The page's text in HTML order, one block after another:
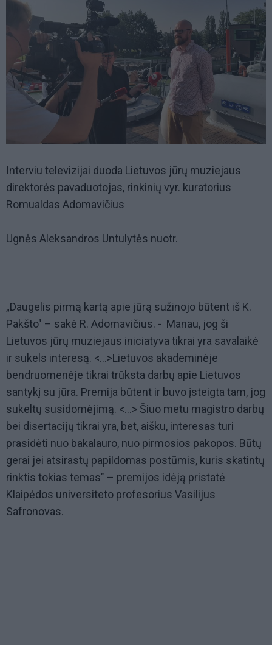
Interviu televizijai duoda Lietuvos jūrų muziejaus
direktorės pavaduotojas, rinkinių vyr. kuratorius
Romualdas Adomavičius
Ugnės Aleksandros Untulytės nuotr.
„Daugelis pirmą kartą apie jūrą sužinojo būtent iš K.
Pakšto" – sakė R. Adomavičius. - Manau, jog ši
Lietuvos jūrų muziejaus iniciatyva tikrai yra savalaikė
ir sukels interesą. <...>Lietuvos akademinėje
bendruomenėje tikrai trūksta darbų apie Lietuvos
santykį su jūra. Premija būtent ir buvo įsteigta tam, jog
sukeltų susidomėjimą. <...> Šiuo metu magistro darbų
bei disertacijų tikrai yra, bet, aišku, interesas turi
prasidėti nuo bakalauro, nuo pirmosios pakopos. Būtų
gerai jei atsirastų papildomas postūmis, kuris skatintų
rinktis tokias temas" – premijos idėją pristatė
Klaipėdos universiteto profesorius Vasilijus
Safronovas.